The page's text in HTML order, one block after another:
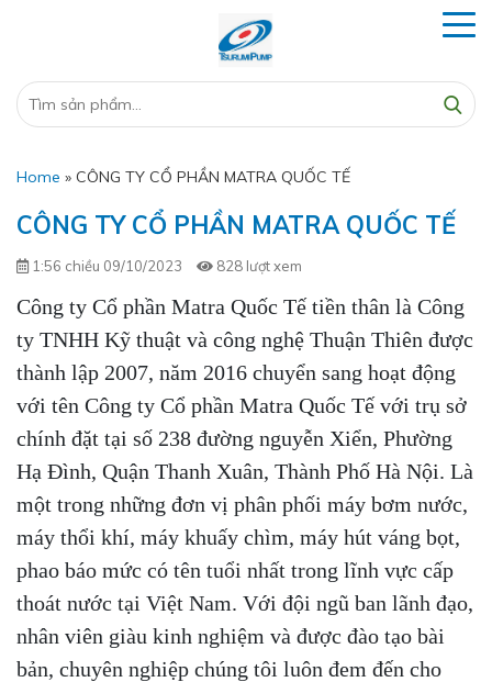
Home » CÔNG TY CỔ PHẦN MATRA QUỐC TẾ
CÔNG TY CỔ PHẦN MATRA QUỐC TẾ
1:56 chiều 09/10/2023 828 lượt xem
Công ty Cổ phần Matra Quốc Tế tiền thân là Công
ty TNHH Kỹ thuật và công nghệ Thuận Thiên được
thành lập 2007, năm 2016 chuyển sang hoạt động
với tên Công ty Cổ phần Matra Quốc Tế với trụ sở
chính đặt tại số 238 đường nguyễn Xiển, Phường
Hạ Đình, Quận Thanh Xuân, Thành Phố Hà Nội. Là
một trong những đơn vị phân phối máy bơm nước,
máy thổi khí, máy khuấy chìm, máy hút váng bọt,
phao báo mức có tên tuổi nhất trong lĩnh vực cấp
thoát nước tại Việt Nam. Với đội ngũ ban lãnh đạo,
nhân viên giàu kinh nghiệm và được đào tạo bài
bản, chuyên nghiệp chúng tôi luôn đem đến cho